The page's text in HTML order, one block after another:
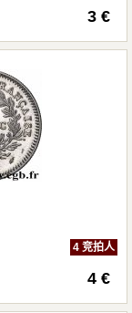
3 €
4 竞拍人
4 €